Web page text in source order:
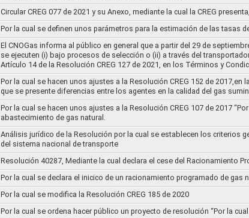
Circular CREG 077 de 2021 y su Anexo, mediante la cual la CREG
Por la cual se definen unos parámetros para la estimación de las tasas
El CNOGas informa al público en general que a partir del 29 de
se ejecuten (i) bajo procesos de selección o (ii) a través del
Artículo 14 de la Resolución CREG 127 de 2021, en los Términos y
Por la cual se hacen unos ajustes a la Resolución CREG 152 de
que se presente diferencias entre los agentes en la calidad del gas
Por la cual se hacen unos ajustes a la Resolución CREG 107 de 2017
abastecimiento de gas natural.
Análisis jurídico de la Resolución por la cual se establecen los criterios
del sistema nacional de transporte
Resolución 40287, Mediante la cual declara el cese del Racionamiento
Por la cual se declara el inicico de un racionamiento programado de gas
Por la cual se modifica la Resolución CREG 185 de 2020
Por la cual se ordena hacer público un proyecto de resolución “Por la